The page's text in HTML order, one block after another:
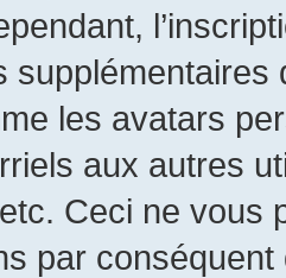
les avatars
aux autres
Ceci ne vous
par conséquent